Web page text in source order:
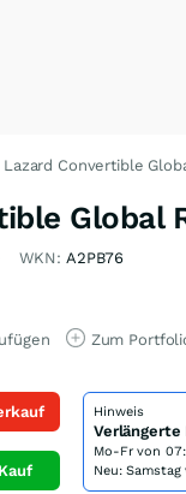
Lazard Convertible
Global
WKN: A2PB76
Zum
Kauf
Hinweis
Mo-Fr von
Neu: